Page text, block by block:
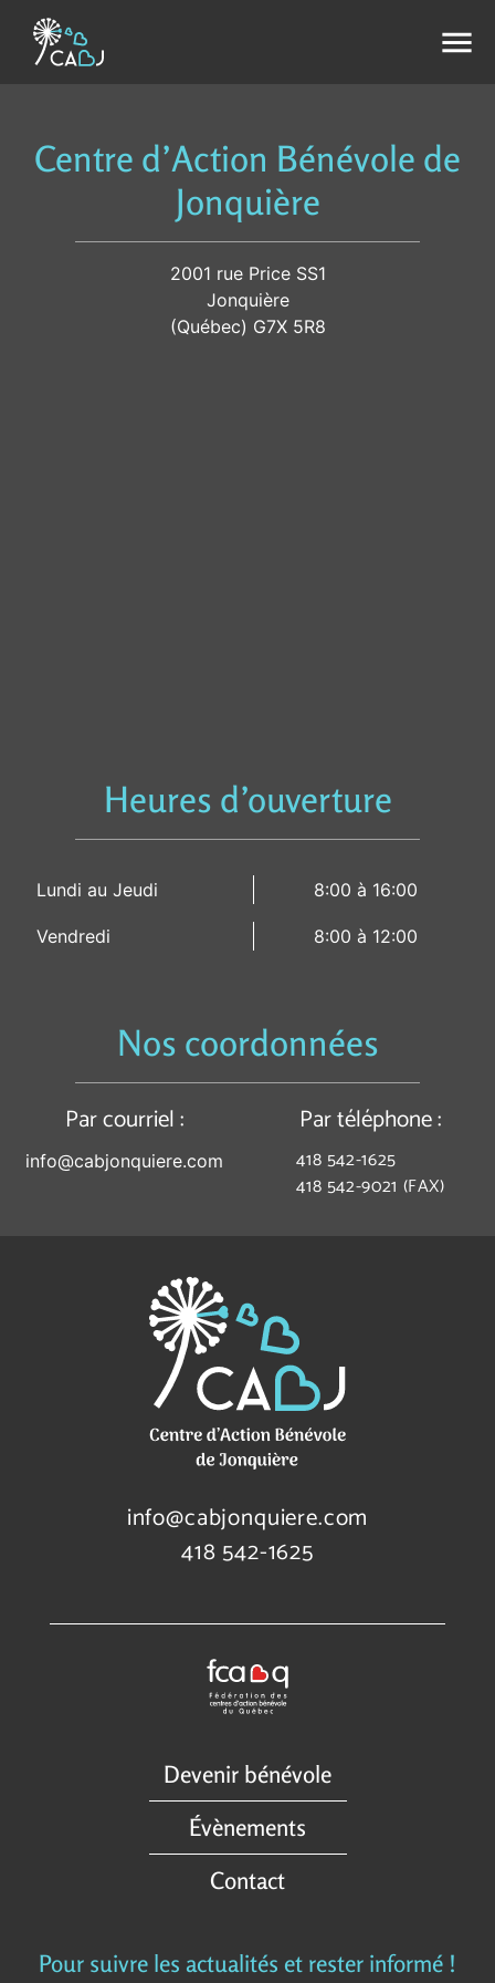
menu
Centre d’Action Bénévole de
Jonquière
2001 rue Price SS1
Jonquière
(Québec) G7X 5R8
Heures d’ouverture
Lundi au Jeudi 8:00 à 16:00
Vendredi 8:00 à 12:00
Nos coordonnées
Par courriel :
info@cabjonquiere.com
Par téléphone :
418 542-1625
418 542-9021 (FAX)
Devenir bénévole
Évènements
Contact
info@cabjonquiere.com
418 542-1625
Pour suivre les actualités et rester informé !